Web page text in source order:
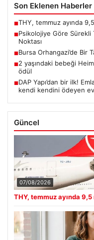
Son Eklenen Haberler
■THY, temmuz ayında
■Psikolojiye Göre
Noktası
■Bursa Orhangazi’de Bir
■2 yaşındaki bebeği
ödül
■DAP Yapı’dan bir ilk!
kendi kendini ödeyen
Güncel
07/08/2026
THY, temmuz ayında